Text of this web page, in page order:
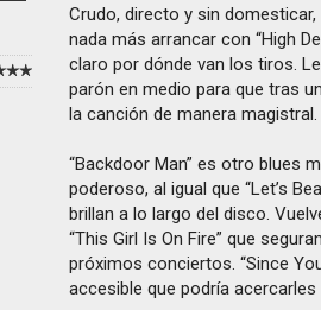
Crudo, directo y sin
nada más arrancar con “High
claro por dónde van los tiros.
parón en medio para que tras
la canción de manera magistral.
“Backdoor Man” es otro blues
poderoso, al igual que “Let’s
brillan a lo largo del disco.
“This Girl Is On Fire” que
próximos conciertos. “Since
accesible que podría